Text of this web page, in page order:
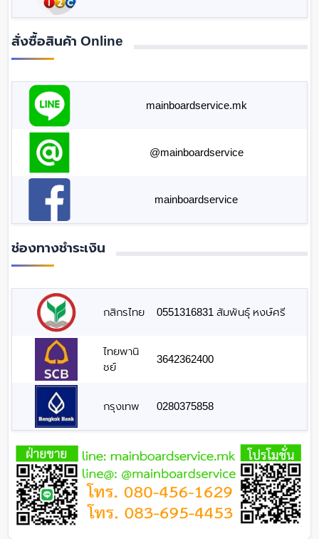
สั่งซื้อสินค้า Online
mainboardservice.mk
@mainboardservice
mainboardservice
ช่องทางชำระเงิน
กสิกรไทย 0551316831 สัมพันธุ์ หงษ์ศรี
ไทยพานิ
ชย์
3642362400
กรุงเทพ 0280375858